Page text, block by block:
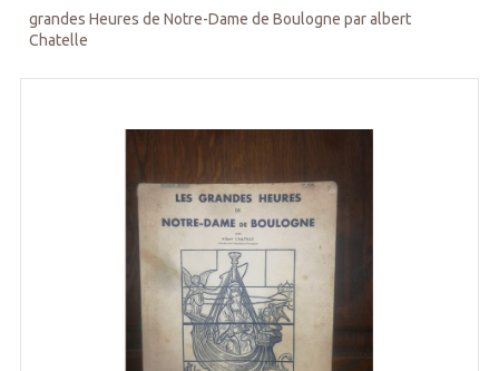
grandes Heures de Notre-Dame de Boulogne par albert
Chatelle